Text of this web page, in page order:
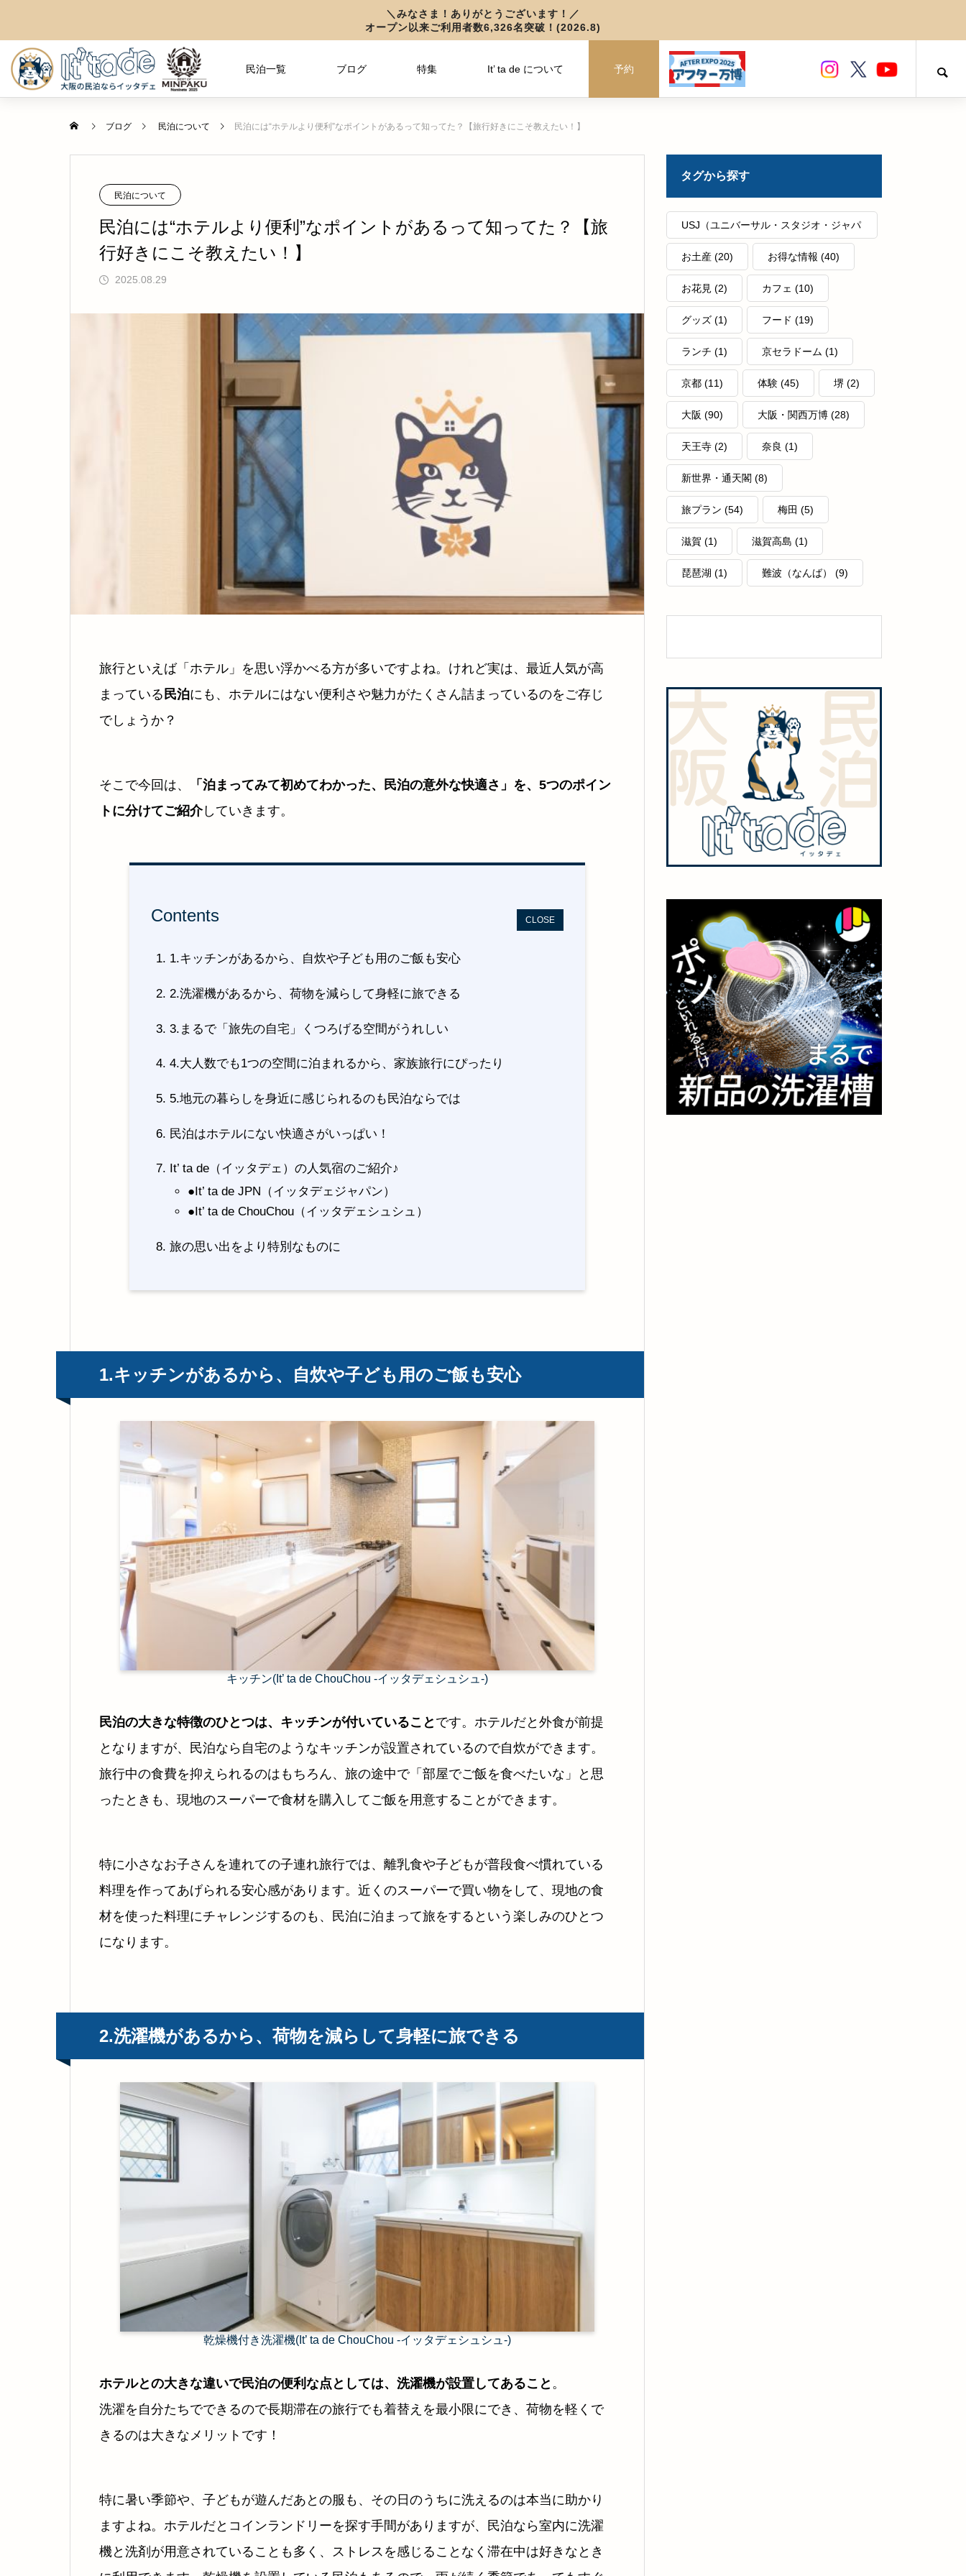
＼みなさま！ありがとうございます！／
オープン以来ご利用者数6,326名突破！(2026.8)
民泊一覧 ブログ 特集 It’ ta de について 予約
アフター万博
行列ができる「抹茶かき氷」の和カフ
ェ｜大阪観光で話題の堺・つぼ市製茶
本舗へ、阪堺電車で行くレトロ旅
3,000円OFFクーポン配布中！イッタ
デェ ジャパン公式予約サイト限
大阪・堺の老舗茶舗 つぼ市製茶本舗
で見つけたおすすめ商品8選｜堺土
産・抹茶スイーツ・通販人気商品まと
【2026年夏】USJを100％楽しむな
ら、泊まる場所にもこだわりません
か？大阪の家族向け民泊「It’ ta de JP
3,000円OFFクーポン配布中！イッタ
デェ ジャパン公式予約サイト限
和モダンインテリアが人気の理由｜泊
まるだけで癒される“和の空間”の魅力
ブログ 民泊について 民泊には“ホテルより便利”なポイントがあるって知ってた？【旅行好きにこそ教えたい！】
民泊について
民泊には“ホテルより便利”なポイントがあるって知ってた？【旅
行好きにこそ教えたい！】
2025.08.29
旅行といえば「ホテル」を思い浮かべる方が多いですよね。けれど実は、最近人気が高
まっている 民泊にも、ホテルにはない便利さや魅力がたくさん詰まっているのをご存じ
でしょうか？
そこで今回は、
「泊まってみて初めてわかった、民泊の意外な快適さ」を、5つのポイン
トに分けてご紹介していきます。
Contents CLOSE
1.キッチンがあるから、自炊や子ども用のご飯も安心
2.洗濯機があるから、荷物を減らして身軽に旅できる
3.まるで「旅先の自宅」くつろげる空間がうれしい
4.大人数でも1つの空間に泊まれるから、家族旅行にぴったり
5.地元の暮らしを身近に感じられるのも民泊ならでは
民泊はホテルにない快適さがいっぱい！
It’ ta de（イッタデェ）の人気宿のご紹介♪
●It’ ta de JPN（イッタデェジャパン）
●It’ ta de ChouChou（イッタデェシュシュ）
旅の思い出をより特別なものに
1.キッチンがあるから、自炊や子ども用のご飯も安心
キッチン(It’ ta de ChouChou -イッタデェシュシュ-)
民泊の大きな特徴のひとつは、キッチンが付いていること です。ホテルだと外食が前提
となりますが、民泊なら自宅のようなキッチンが設置されているので自炊ができます。
旅行中の食費を抑えられるのはもちろん、旅の途中で「部屋でご飯を食べたいな」と思
ったときも、現地のスーパーで食材を購入してご飯を用意することができます。
特に小さなお子さんを連れての子連れ旅行では、離乳食や子どもが普段食べ慣れている
料理を作ってあげられる安心感があります。近くのスーパーで買い物をして、現地の食
材を使った料理にチャレンジするのも、民泊に泊まって旅をするという楽しみのひとつ
になります。
2.洗濯機があるから、荷物を減らして身軽に旅できる
乾燥機付き洗濯機(It’ ta de ChouChou -イッタデェシュシュ-)
ホテルとの大きな違いで民泊の便利な点としては、洗濯機が設置してあること 。
洗濯を自分たちでできるので長期滞在の旅行でも着替えを最小限にでき、荷物を軽くで
きるのは大きなメリットです！
特に暑い季節や、子どもが遊んだあとの服も、その日のうちに洗えるのは本当に助かり
ますよね。ホテルだとコインランドリーを探す手間がありますが、民泊なら室内に洗濯
機と洗剤が用意されていることも多く、ストレスを感じることなく滞在中は好きなとき
タグから探す
USJ（ユニバーサル・スタジオ・ジャパ
ン） (12)
お土産 (20) お得な情報 (40)
お花見 (2) カフェ (10)
グッズ (1) フード (19)
ランチ (1) 京セラドーム (1)
京都 (11) 体験 (45) 堺 (2)
大阪 (90) 大阪・関西万博 (28)
天王寺 (2) 奈良 (1)
新世界・通天閣 (8)
旅プラン (54) 梅田 (5)
滋賀 (1) 滋賀高島 (1)
琵琶湖 (1) 難波（なんば） (9)